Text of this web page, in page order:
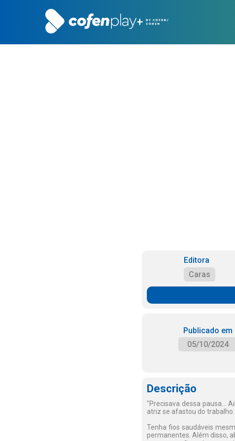
Editora
Caras
Publicado em
05/10/2024
Descrição
"Precisava dessa pausa...
atriz se afastou do
Tenha fios saudáveis
permanentes. Além disso,